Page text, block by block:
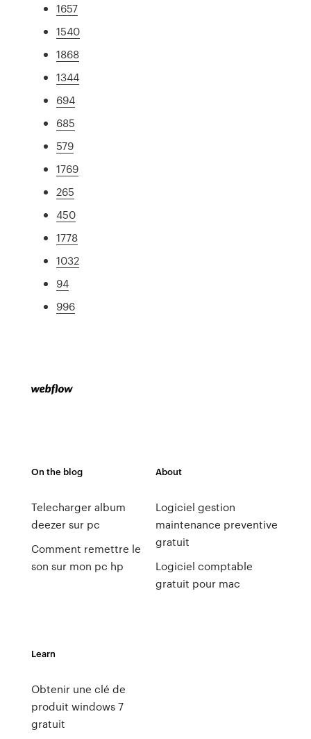
1657
1540
1868
1344
694
685
579
1769
265
450
1778
1032
94
996
On the blog
Telecharger album
deezer sur pc
Comment remettre le
son sur mon pc hp
About
Logiciel gestion
maintenance preventive
gratuit
Logiciel comptable
gratuit pour mac
Learn
Obtenir une clé de
produit windows 7
gratuit